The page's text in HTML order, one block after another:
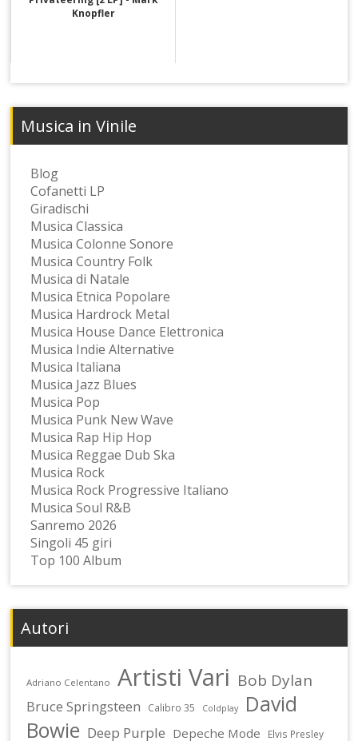
Knopfler
Musica in Vinile
Blog
Cofanetti LP
Giradischi
Musica Classica
Musica Colonne Sonore
Musica Country Folk
Musica di Natale
Musica Etnica Popolare
Musica Hardrock Metal
Musica House Dance Elettronica
Musica Indie Alternative
Musica Italiana
Musica Jazz Blues
Musica Pop
Musica Punk New Wave
Musica Rap Hip Hop
Musica Reggae Dub Ska
Musica Rock
Musica Rock Progressive Italiano
Musica Soul R&B
Sanremo 2026
Singoli 45 giri
Top 100 Album
Autori
Adriano Celentano Artisti Vari Bob Dylan
Bruce Springsteen Calibro 35 Coldplay
David
Bowie Deep Purple Depeche Mode Elvis Presley